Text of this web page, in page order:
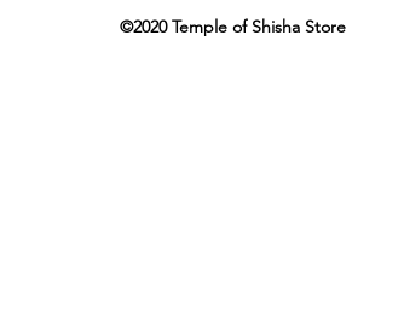
©2020 Temple of Shisha Store